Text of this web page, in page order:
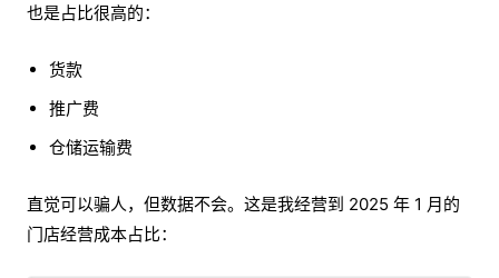
也是占比很高的：
货款
推广费
仓储运输费
直觉可以骗人，但数据不会。这是我经营到 2025 年 1 月的
门店经营成本占比：